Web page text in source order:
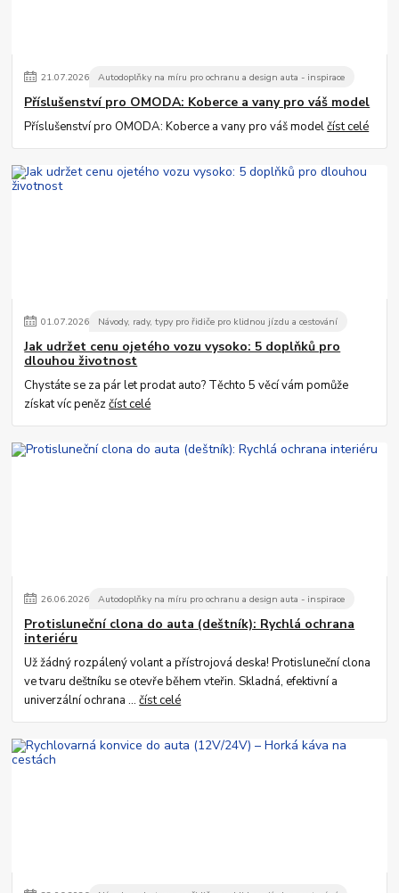
21.07.2026 Autodoplňky na míru pro ochranu a design auta - inspirace
Příslušenství pro OMODA: Koberce a vany pro váš model
Příslušenství pro OMODA: Koberce a vany pro váš modelčíst celé
01.07.2026 Návody, rady, typy pro řidiče pro klidnou jízdu a cestování
Jak udržet cenu ojetého vozu vysoko: 5 doplňků pro
dlouhou životnost
Chystáte se za pár let prodat auto? Těchto 5 věcí vám pomůže
získat víc penězčíst celé
26.06.2026 Autodoplňky na míru pro ochranu a design auta - inspirace
Protisluneční clona do auta (deštník): Rychlá ochrana
interiéru
Už žádný rozpálený volant a přístrojová deska! Protisluneční clona
ve tvaru deštníku se otevře během vteřin. Skladná, efektivní a
univerzální ochrana ...číst celé